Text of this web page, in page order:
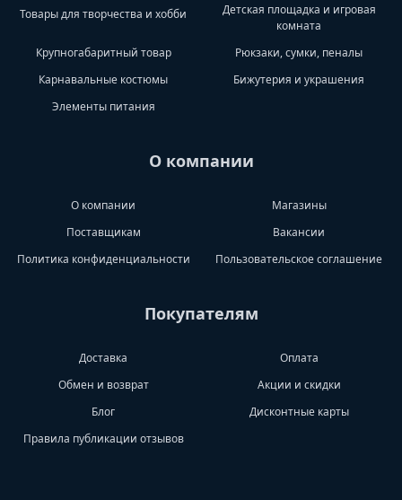
Товары для творчества и хобби
Детская площадка и игровая
комната
Крупногабаритный товар
Рюкзаки, сумки, пеналы
Карнавальные костюмы
Бижутерия и украшения
Элементы питания
О компании
О компании
Магазины
Поставщикам
Вакансии
Политика конфиденциальности
Пользовательское соглашение
Покупателям
Доставка
Оплата
Обмен и возврат
Акции и скидки
Блог
Дисконтные карты
Правила публикации отзывов